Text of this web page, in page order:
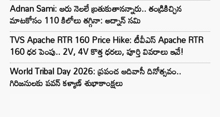
Adnan Sami: ఆరు నెలలే బ్రతుకుతానన్నారు.. తండ్రికిచ్చిన
మాటకోసం 110 కిలోలు తగ్గినా: అద్నాన్ సమి
TVS Apache RTR 160 Price Hike: టీవీఎస్ Apache RTR
160 ధర పెంపు.. 2V, 4V కొత్త ధరలు, పూర్తి వివరాలు ఇవే!
World Tribal Day 2026: ప్రపంచ ఆదివాసీ దినోత్సవం..
గిరిజనులకు పవన్ కళ్యాణ్ శుభాకాంక్షలు